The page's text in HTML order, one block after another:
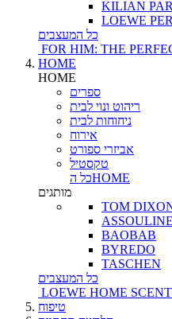
KILIAN
LOEWE
כל המעצבים
FOR HIM: THE
HOME
HOME
ספרים
ריהוט ונוי לבית
ניחוחות לבית
אירוח
אביזרי ספורט
טקסטיל
כל הHOME
מותגים
TOM
ASSOULINE
BAOBAB
BYREDO
TASCHEN
כל המעצבים
LOEWE HOME
טיפוח